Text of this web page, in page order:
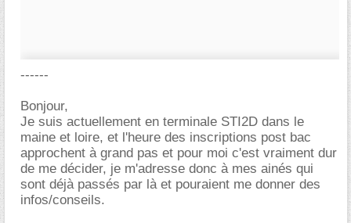
------
Bonjour,
Je suis actuellement en terminale STI2D dans le
maine et loire, et l'heure des inscriptions post bac
approchent à grand pas et pour moi c'est vraiment dur
de me décider, je m'adresse donc à mes ainés qui
sont déjà passés par là et pouraient me donner des
infos/conseils.